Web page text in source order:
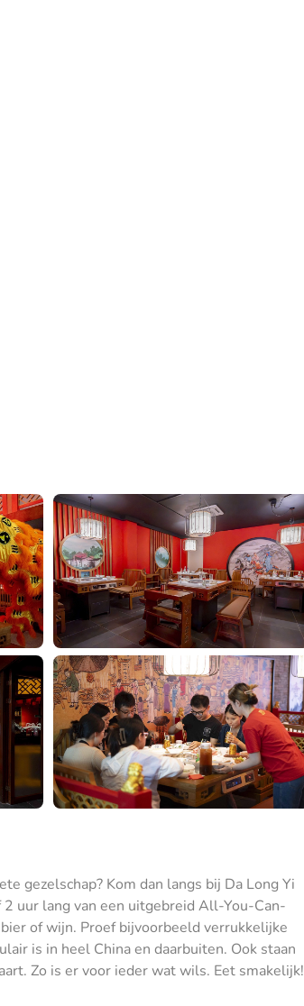
gezelschap? Kom dan langs bij Da Long Yi
uur lang van een uitgebreid All-You-Can-
of wijn. Proef bijvoorbeeld verrukkelijke
is in heel China en daarbuiten. Ook staan
Zo is er voor ieder wat wils. Eet smakelijk!